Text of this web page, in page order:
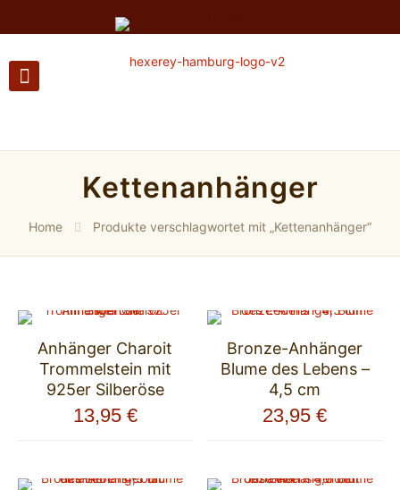
Kettenanhänger
Home Produkte verschlagwortet mit „Kettenanhänger“
Anhänger Charoit
Trommelstein mit
925er Silberöse
13,95 €
Bronze-Anhänger
Blume des Lebens –
4,5 cm
23,95€